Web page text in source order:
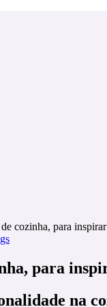
cozinha, para
para
na